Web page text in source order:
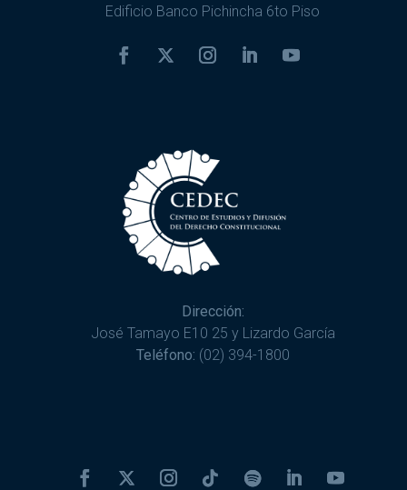
Edificio Banco Pichincha 6to Piso
Dirección:
José Tamayo E10 25 y Lizardo García
Teléfono: (02) 394-1800